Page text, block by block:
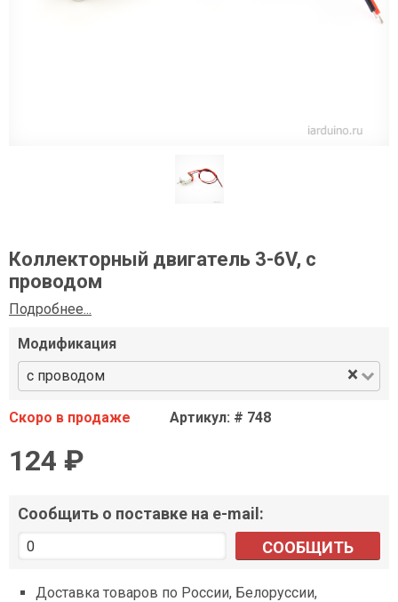
Коллекторный двигатель 3-6V, с
проводом
Подробнее...
Модификация
с проводом
×
Скоро в продаже Артикул: # 748
124 ₽
Сообщить о поставке на e-mail:
СООБЩИТЬ
Доставка товаров по России, Белоруссии,